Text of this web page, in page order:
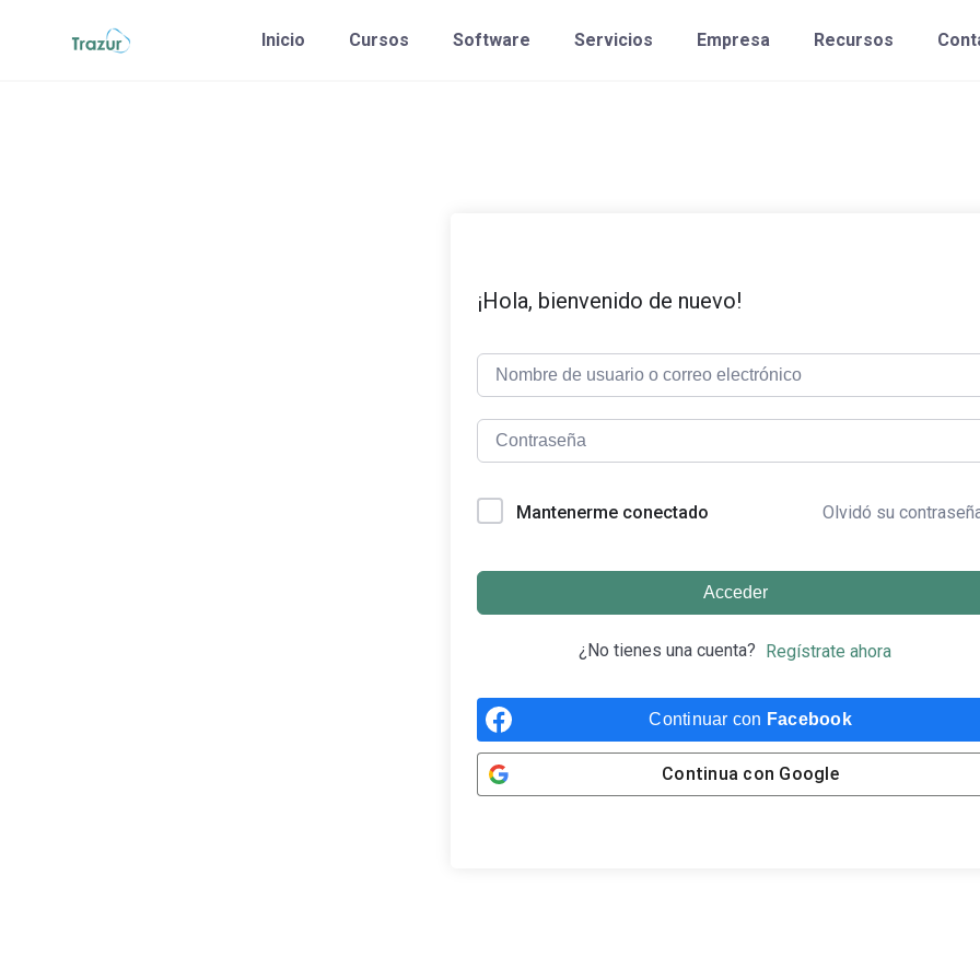
Inicio Cursos Software Servicios Empresa Recursos
¡Hola, bienvenido de nuevo!
Mantenerme conectado Olvidó su
Acceder
¿No tienes una cuenta? Regístrate ahora
Continuar con Facebook
Continua con Google